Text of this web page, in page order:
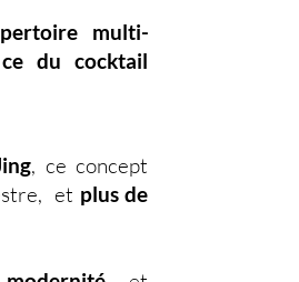
multi-
ce ducocktail
, ce concept
et plus de